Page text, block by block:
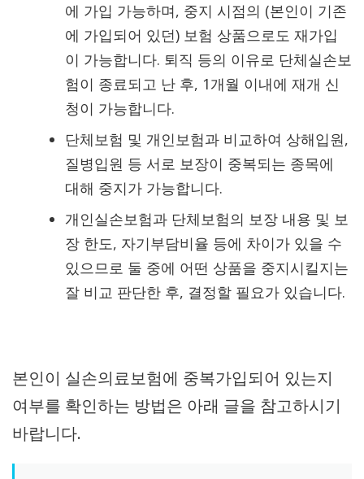
에 가입 가능하며, 중지 시점의 (본인이 기존
에 가입되어 있던) 보험 상품으로도 재가입
이 가능합니다. 퇴직 등의 이유로 단체실손보
험이 종료되고 난 후, 1개월 이내에 재개 신
청이 가능합니다.
단체보험 및 개인보험과 비교하여 상해입원,
질병입원 등 서로 보장이 중복되는 종목에
대해 중지가 가능합니다.
개인실손보험과 단체보험의 보장 내용 및 보
장 한도, 자기부담비율 등에 차이가 있을 수
있으므로 둘 중에 어떤 상품을 중지시킬지는
잘 비교 판단한 후, 결정할 필요가 있습니다.
본인이 실손의료보험에 중복가입되어 있는지
여부를 확인하는 방법은 아래 글을 참고하시기
바랍니다.